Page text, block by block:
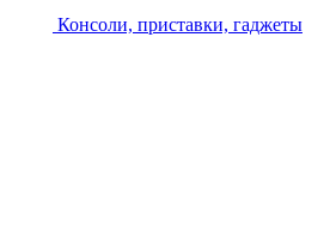
Консоли, приставки, гаджеты